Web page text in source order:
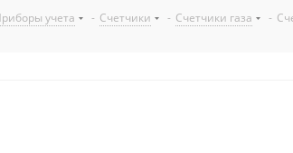
учета - Счетчики - Счетчики газа -